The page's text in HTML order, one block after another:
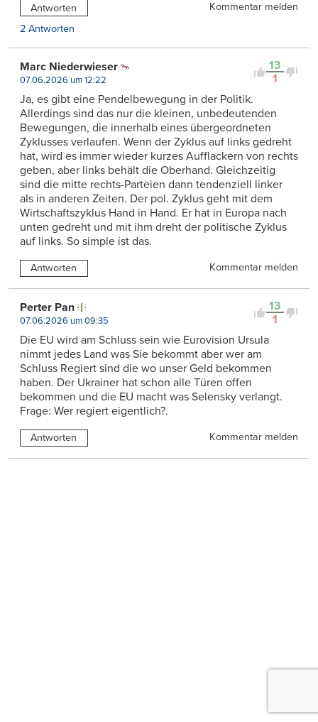
Antworten
Kommentar melden
2 Antworten
13
1
Marc Niederwieser
07.06.2026 um 12:22
Ja, es gibt eine Pendelbewegung in der Politik.
Allerdings sind das nur die kleinen, unbedeutenden
Bewegungen, die innerhalb eines übergeordneten
Zyklusses verlaufen. Wenn der Zyklus auf links gedreht
hat, wird es immer wieder kurzes Aufflackern von rechts
geben, aber links behält die Oberhand. Gleichzeitig
sind die mitte rechts-Parteien dann tendenziell linker
als in anderen Zeiten. Der pol. Zyklus geht mit dem
Wirtschaftszyklus Hand in Hand. Er hat in Europa nach
unten gedreht und mit ihm dreht der politische Zyklus
auf links. So simple ist das.
Antworten Kommentar melden
13
1
Perter Pan
07.06.2026 um 09:35
Die EU wird am Schluss sein wie Eurovision Ursula
nimmt jedes Land was Sie bekommt aber wer am
Schluss Regiert sind die wo unser Geld bekommen
haben. Der Ukrainer hat schon alle Türen offen
bekommen und die EU macht was Selensky verlangt.
Frage: Wer regiert eigentlich?.
Antworten Kommentar melden